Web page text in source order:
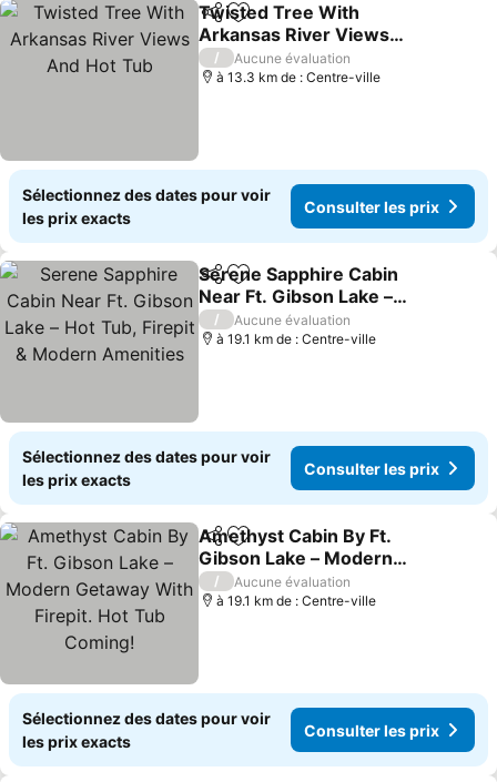
PartagerAjouter à mes favoris
Twisted Tree With
Arkansas River Views
And Hot Tub
Consulter les prix
/
Aucune évaluation
à 13.3 km de : Centre-ville
Sélectionnez des dates pour voir
les prix exacts
Consulter les prix
PartagerAjouter à mes favoris
Serene Sapphire Cabin
Near Ft. Gibson Lake –
Hot Tub, Firepit & Modern
Amenities
Consulter les prix
/
Aucune évaluation
à 19.1 km de : Centre-ville
Sélectionnez des dates pour voir
les prix exacts
Consulter les prix
PartagerAjouter à mes favoris
Amethyst Cabin By Ft.
Gibson Lake – Modern
Getaway With Firepit. Hot
Tub Coming!
Consulter les prix
/
Aucune évaluation
à 19.1 km de : Centre-ville
Sélectionnez des dates pour voir
les prix exacts
Consulter les prix